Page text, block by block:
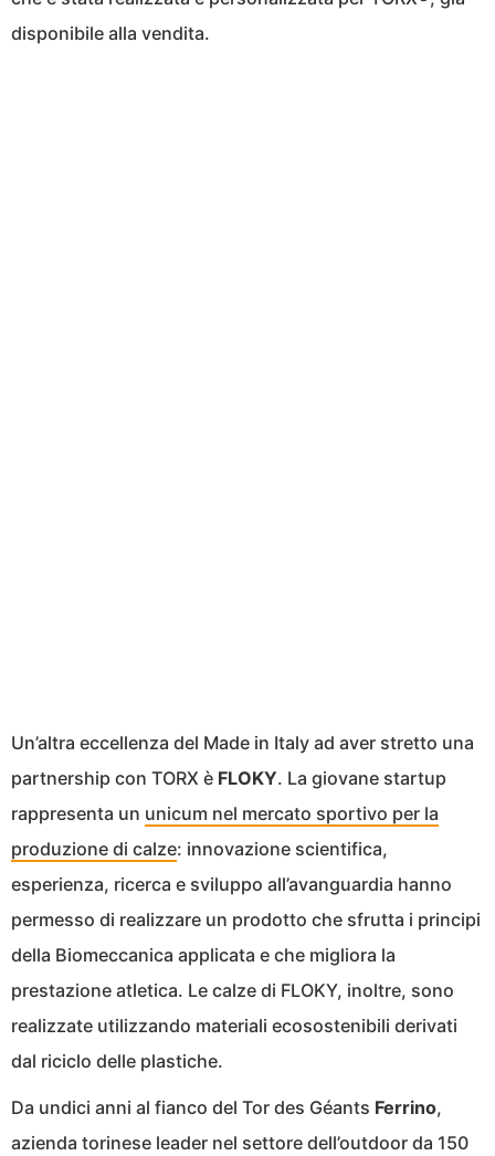
disponibile alla vendita.
Un’altra eccellenza del Made in Italy ad aver stretto una
partnership con TORX è FLOKY. La giovane startup
rappresenta un unicum nel mercato sportivo per la
produzione di calze: innovazione scientifica,
esperienza, ricerca e sviluppo all’avanguardia hanno
permesso di realizzare un prodotto che sfrutta i principi
della Biomeccanica applicata e che migliora la
prestazione atletica. Le calze di FLOKY, inoltre, sono
realizzate utilizzando materiali ecosostenibili derivati
dal riciclo delle plastiche.
Da undici anni al fianco del Tor des Géants Ferrino,
azienda torinese leader nel settore dell’outdoor da 150